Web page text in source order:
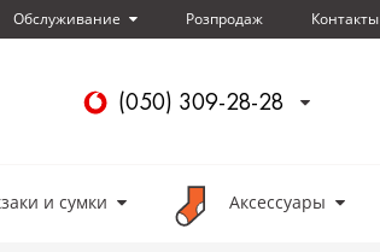
Обслуживание Розпродаж Контакты
(050) 309-28-28
и сумки Аксессуары